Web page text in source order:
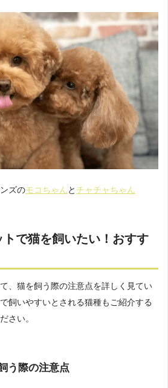
ズのモコちゃんと チャチャちゃん
で猫を飼いたい！おすす
、猫を飼う際の注意点を詳しく見てい
飼いやすいとされる猫種もご紹介する
さい。
う際の注意点